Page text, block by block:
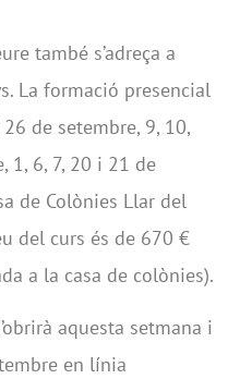
també s’adreça a
La formació presencial
de setembre, 9, 10,
1, 6, 7, 20 i 21 de
de Colònies Llar del
del curs és de 670 €
a la casa de colònies).
aquesta setmana i
en línia